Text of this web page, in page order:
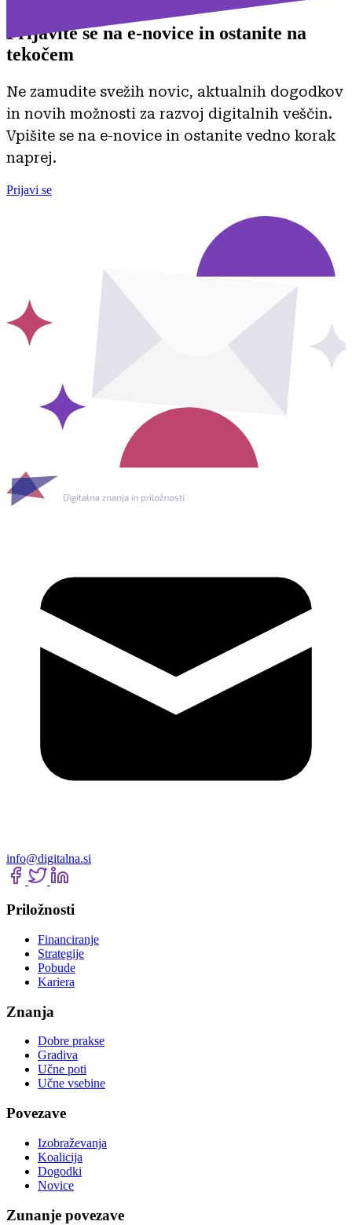
Prijavite se na e-novice in ostanite na
tekočem
Ne zamudite svežih novic, aktualnih dogodkov
in novih možnosti za razvoj digitalnih veščin.
Vpišite se na e-novice in ostanite vedno korak
naprej.
Prijavi se
info@digitalna.si
Priložnosti
Financiranje
Strategije
Pobude
Kariera
Znanja
Dobre prakse
Gradiva
Učne poti
Učne vsebine
Povezave
Izobraževanja
Koalicija
Dogodki
Novice
Zunanje povezave